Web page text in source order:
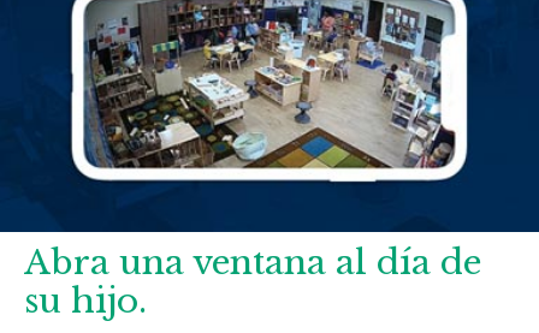
Abra una ventana al día de
su hijo.